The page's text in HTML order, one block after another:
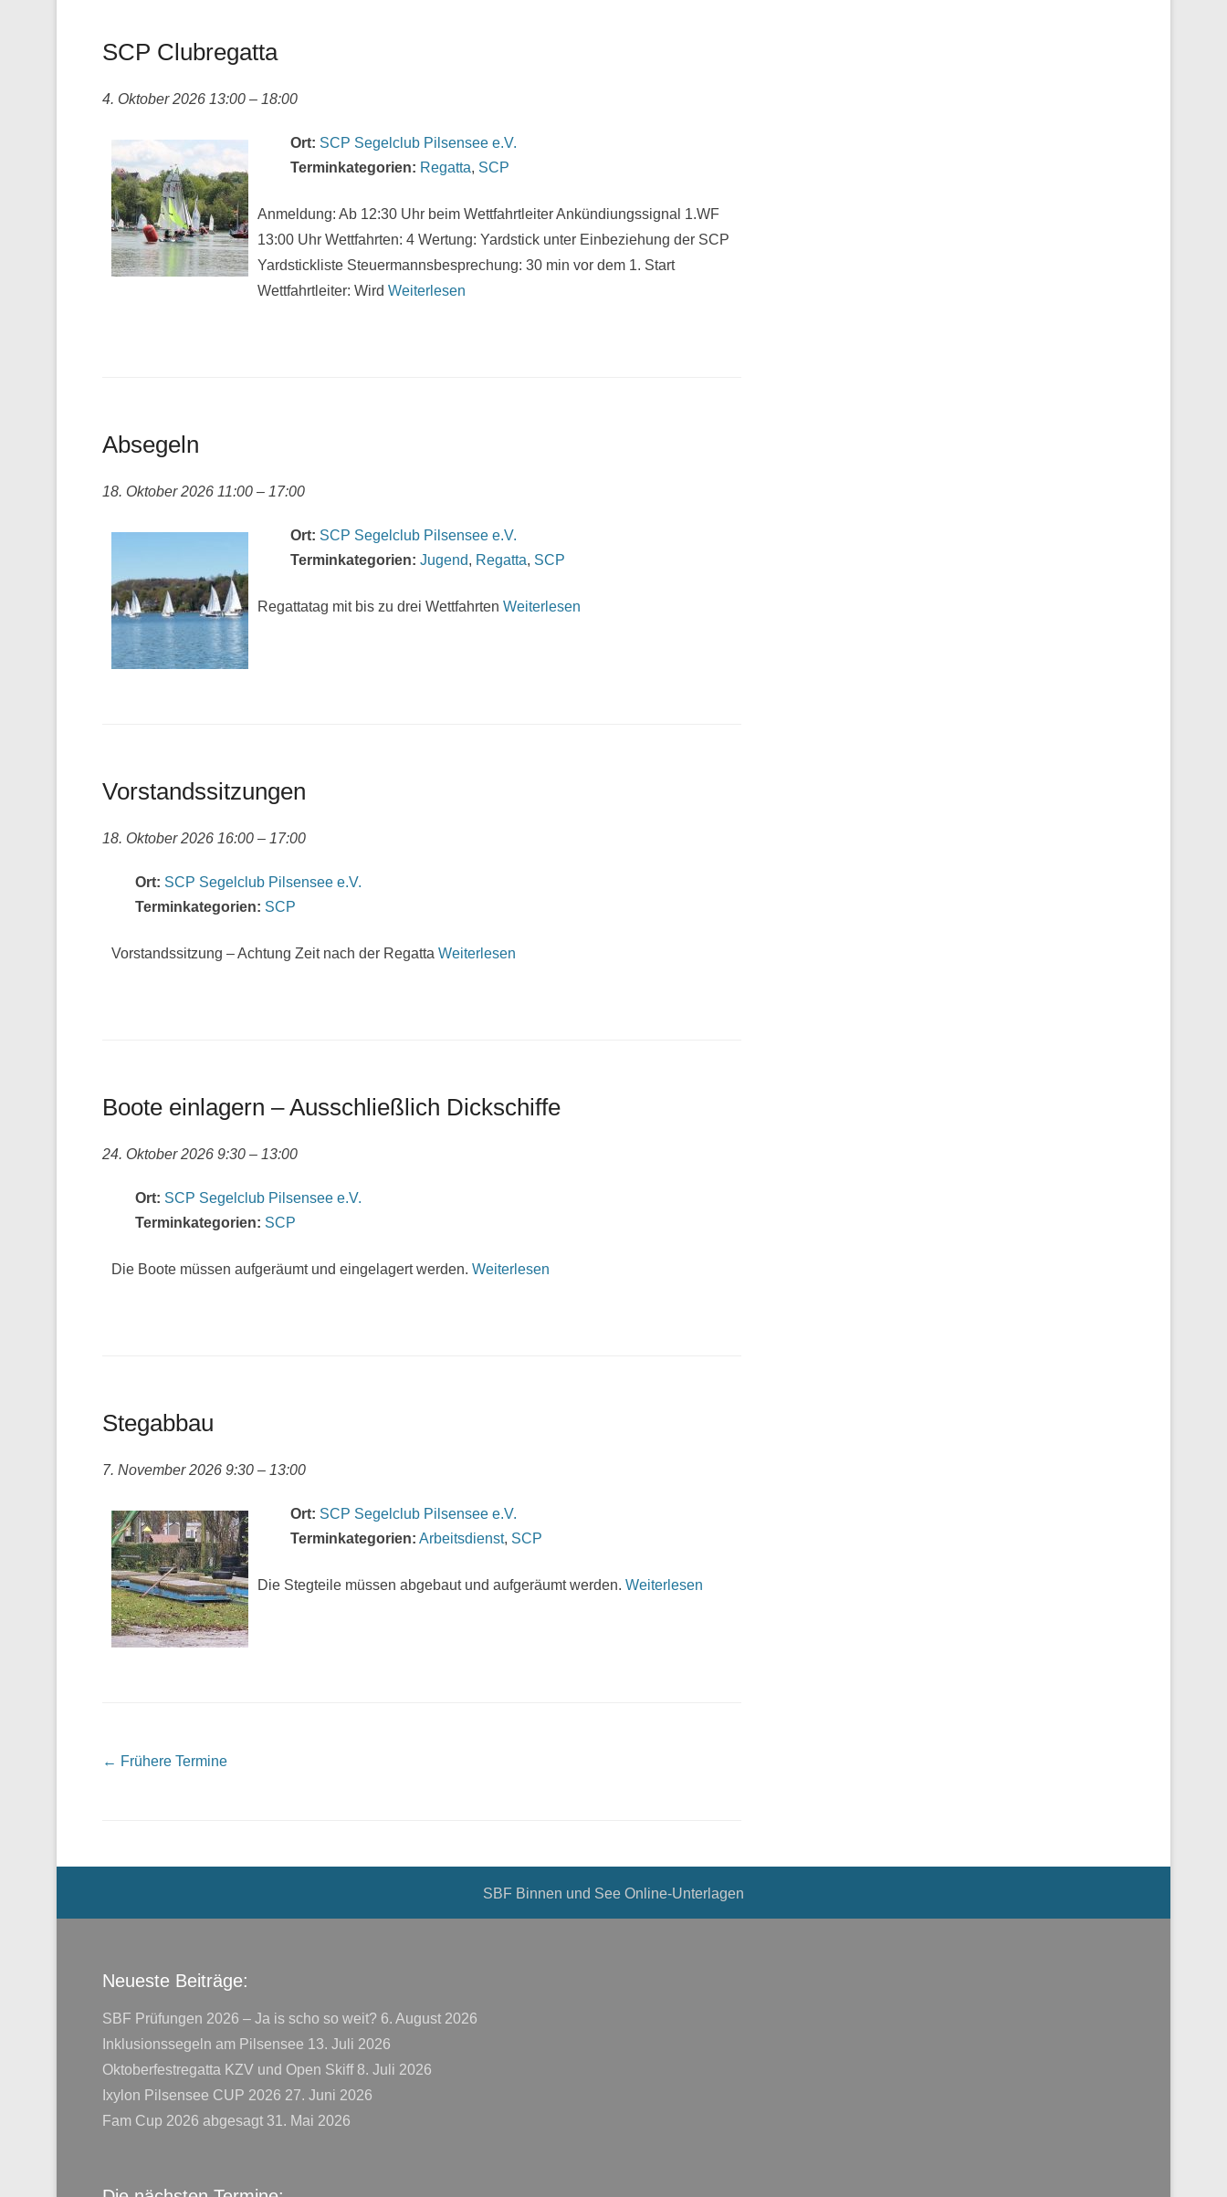
SCP Clubregatta
4. Oktober 2026 13:00 – 18:00
Ort: SCP Segelclub Pilsensee e.V.
Terminkategorien: Regatta, SCP
Anmeldung: Ab 12:30 Uhr beim Wettfahrtleiter Ankündiungssignal 1.WF
13:00 Uhr Wettfahrten: 4 Wertung: Yardstick unter Einbeziehung der SCP
Yardstickliste Steuermannsbesprechung: 30 min vor dem 1. Start
Wettfahrtleiter: Wird Weiterlesen
Absegeln
18. Oktober 2026 11:00 – 17:00
Ort: SCP Segelclub Pilsensee e.V.
Terminkategorien: Jugend, Regatta, SCP
Regattatag mit bis zu drei Wettfahrten Weiterlesen
Vorstandssitzungen
18. Oktober 2026 16:00 – 17:00
Ort: SCP Segelclub Pilsensee e.V.
Terminkategorien: SCP
Vorstandssitzung – Achtung Zeit nach der Regatta Weiterlesen
Boote einlagern – Ausschließlich Dickschiffe
24. Oktober 2026 9:30 – 13:00
Ort: SCP Segelclub Pilsensee e.V.
Terminkategorien: SCP
Die Boote müssen aufgeräumt und eingelagert werden. Weiterlesen
Stegabbau
7. November 2026 9:30 – 13:00
Ort: SCP Segelclub Pilsensee e.V.
Terminkategorien: Arbeitsdienst, SCP
Die Stegteile müssen abgebaut und aufgeräumt werden. Weiterlesen
← Frühere Termine
SBF Binnen und See Online-Unterlagen
Neueste Beiträge:
SBF Prüfungen 2026 – Ja is scho so weit? 6. August 2026
Inklusionssegeln am Pilsensee 13. Juli 2026
Oktoberfestregatta KZV und Open Skiff 8. Juli 2026
Ixylon Pilsensee CUP 2026 27. Juni 2026
Fam Cup 2026 abgesagt 31. Mai 2026